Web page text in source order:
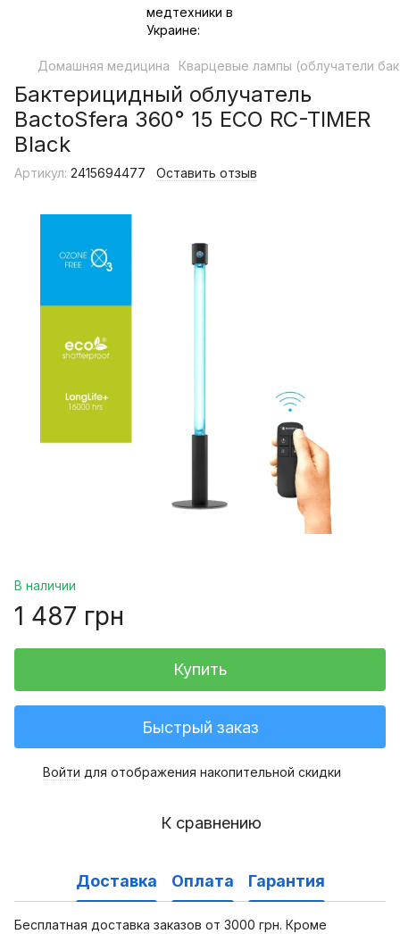
Домашняя медицина Кварцевые лампы (облучатели
Бактерицидный облучатель
BactoSfera 360° 15 ECO RC-TIMER
Black
Артикул: 2415694477 Оставить отзыв
В наличии
1 487 грн
Купить
Быстрый заказ
Войти для отображения накопительной скидки
К сравнению
Доставка Оплата Гарантия
Бесплатная доставка заказов от 3000 грн. Кроме